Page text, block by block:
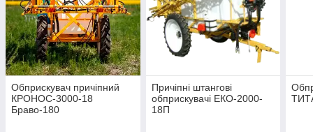
Обприскувач причіпний
КРОНОС-3000-18
Браво-180
Причіпні штангові
обприскувачі ЕКО-2000-
18П